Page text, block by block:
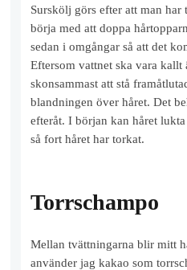
Surskölj görs efter att man har
börja med att doppa
sedan i omgångar så att det
Eftersom vattnet ska vara kallt
skonsammast att stå
blandningen över håret. Det
efteråt. I början kan håret
så fort håret har torkat.
Torrschampo
Mellan tvättningarna blir mitt
använder jag kakao som